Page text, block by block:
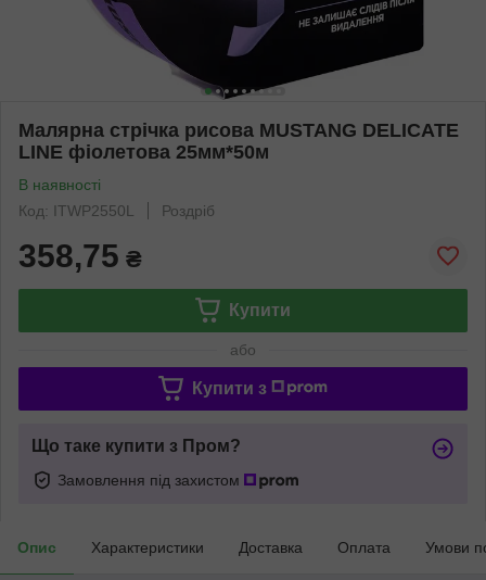
Малярна стрічка рисова MUSTANG DELICATE
LINE фіолетова 25мм*50м
В наявності
Код: ITWP2550L
Роздріб
358,75 ₴
Купити
або
Купити з
Що таке купити з Пром?
Замовлення під захистом
Опис Характеристики Доставка Оплата Умови